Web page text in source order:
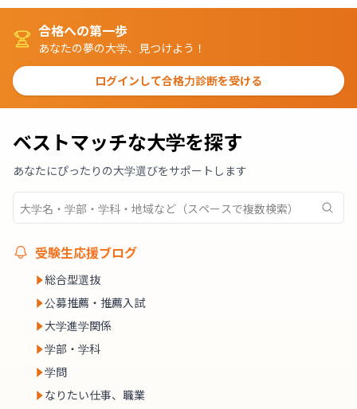
合格への第一歩
あなたの夢の大学、見つけよう！
ログインして合格力診断を受ける
ベストマッチな大学を探す
あなたにぴったりの大学選びをサポートします
受験生応援ブログ
総合型選抜
公募推薦・推薦入試
大学進学関係
学部・学科
学問
なりたい仕事、職業